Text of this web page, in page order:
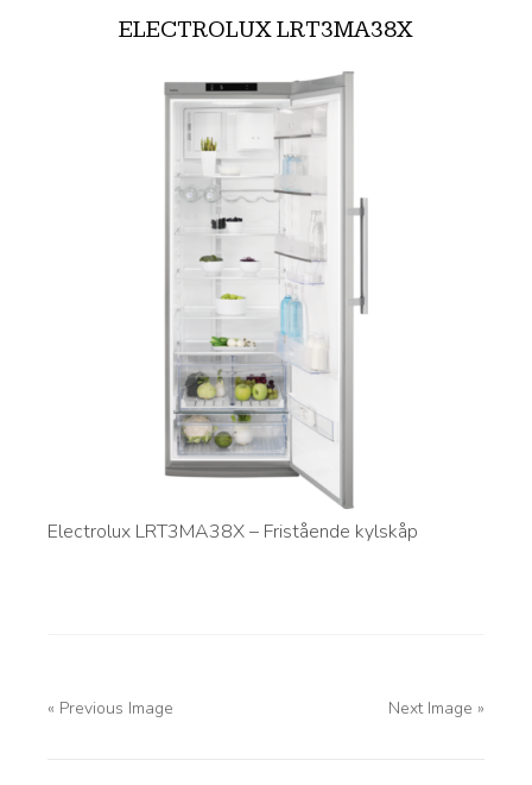
ELECTROLUX LRT3MA38X
Electrolux LRT3MA38X – Fristående kylskåp
« Previous Image Next Image »